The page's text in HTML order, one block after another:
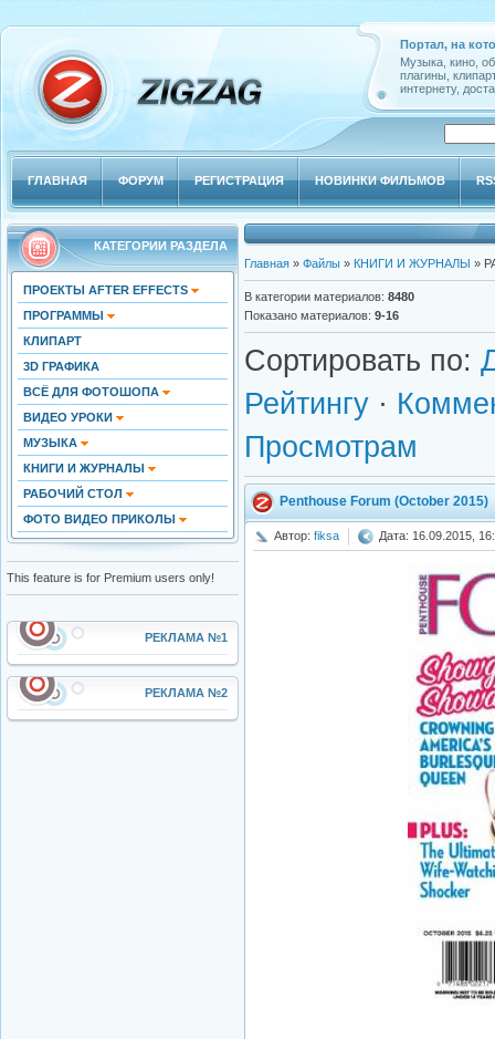
Портал, на
Музыка, кино,
плагины,
интернету,
ГЛАВНАЯ ФОРУМ РЕГИСТРАЦИЯ НОВИНКИ ФИЛЬМОВ
КАТЕГОРИИ РАЗДЕЛА
ПРОЕКТЫ AFTER EFFECTS
ПРОГРАММЫ
КЛИПАРТ
3D ГРАФИКА
ВСЁ ДЛЯ ФОТОШОПА
ВИДЕО УРОКИ
МУЗЫКА
КНИГИ И ЖУРНАЛЫ
РАБОЧИЙ СТОЛ
ФОТО ВИДЕО ПРИКОЛЫ
This feature is for Premium users only!
РЕКЛАМА №1
РЕКЛАМА №2
Главная » Файлы » КНИГИ И ЖУРНАЛЫ »
В категории материалов: 8480
Показано материалов: 9-16
Сортировать по:
Рейтингу ·
Просмотрам
Penthouse Forum (October 2015)
Автор: fiksa Дата: 16.09.2015,